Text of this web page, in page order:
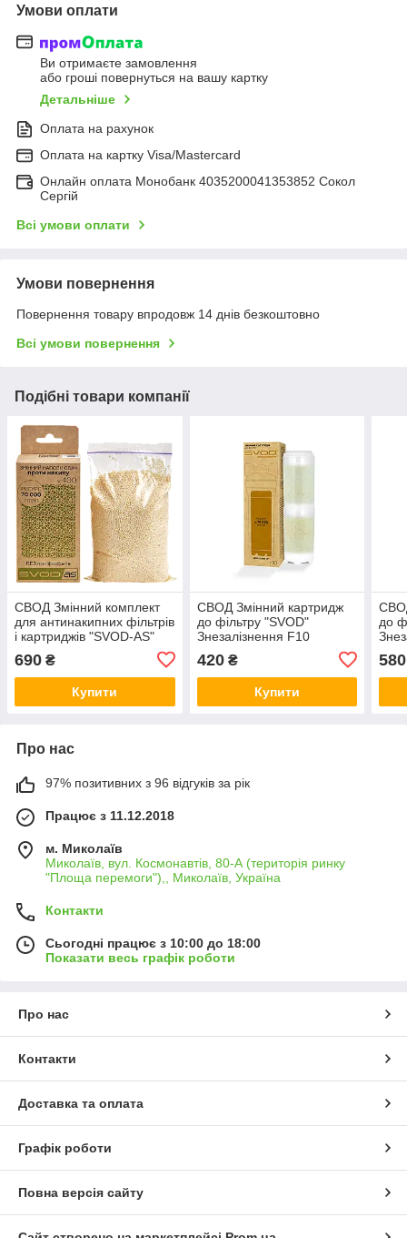
Умови оплати
Ви отримаєте замовлення
або гроші повернуться на вашу картку
Детальніше
Оплата на рахунок
Оплата на картку Visa/Mastercard
Онлайн оплата Монобанк 4035200041353852 Сокол
Сергій
Всі умови оплати
Умови повернення
Повернення товару впродовж 14 днів безкоштовно
Всі умови повернення
Подібні товари компанії
СВОД Змінний комплект
для антинакипних фільтрів
і картриджів "SVOD-AS"
690 ₴
Купити
СВОД Змінний картридж
до фільтру "SVOD"
Знезалізнення F10
420₴
Купити
до
580
Про нас
97% позитивних з 96 відгуків за рік
Працює з 11.12.2018
м. Миколаїв
Миколаїв, вул. Космонавтів, 80-А (територія ринку
"Площа перемоги"),, Миколаїв, Україна
Контакти
Сьогодні працює з 10:00 до 18:00
Показати весь графік роботи
Про нас
Контакти
Доставка та оплата
Графік роботи
Повна версія сайту